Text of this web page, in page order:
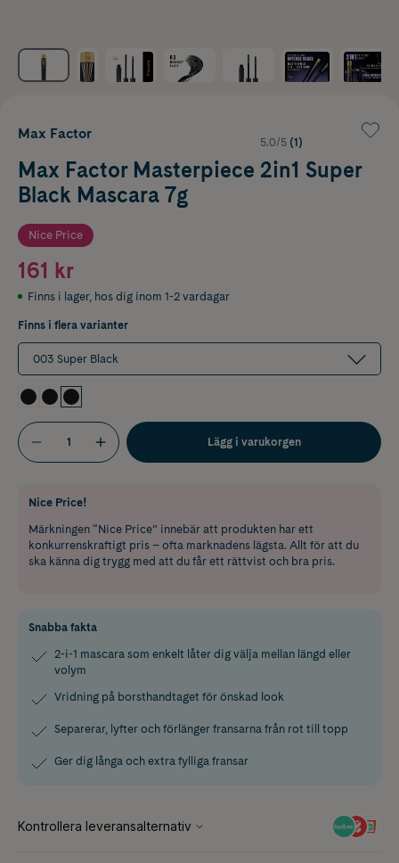
Max Factor
5.0/5 (1)
Max Factor Masterpiece 2in1 Super
Black Mascara 7g
Nice Price
161 kr
Finns i lager, hos dig inom 1-2 vardagar
Finns i flera varianter
003 Super Black
Lägg i varukorgen
Nice Price!
Märkningen “Nice Price” innebär att produkten har ett
konkurrenskraftigt pris – ofta marknadens lägsta. Allt för att du
ska känna dig trygg med att du får ett rättvist och bra pris.
Snabba fakta
2-i-1 mascara som enkelt låter dig välja mellan längd eller
volym
Vridning på borsthandtaget för önskad look
Separerar, lyfter och förlänger fransarna från rot till topp
Ger dig långa och extra fylliga fransar